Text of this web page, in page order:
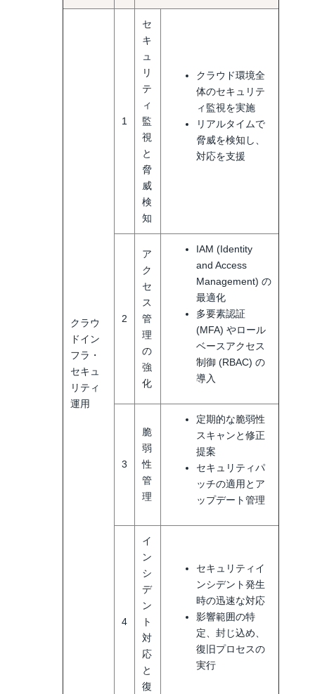
クラウ
ドイン
フラ・
セキュ
リティ
運用
1
セ
キ
ュ
リ
テ
ィ
監
視
と
脅
威
検
知
クラウド環境全
体のセキュリテ
ィ監視を実施
リアルタイムで
脅威を検知し、
対応を支援
2
ア
ク
セ
ス
管
理
の
強
化
IAM (Identity
and Access
Management) の
最適化
多要素認証
(MFA) やロール
ベースアクセス
制御 (RBAC) の
導入
3
脆
弱
性
管
理
定期的な脆弱性
スキャンと修正
提案
セキュリティパ
ッチの適用とア
ップデート管理
4
イ
ン
シ
デ
ン
ト
対
応
と
復
セキュリティイ
ンシデント発生
時の迅速な対応
影響範囲の特
定、封じ込め、
復旧プロセスの
実行